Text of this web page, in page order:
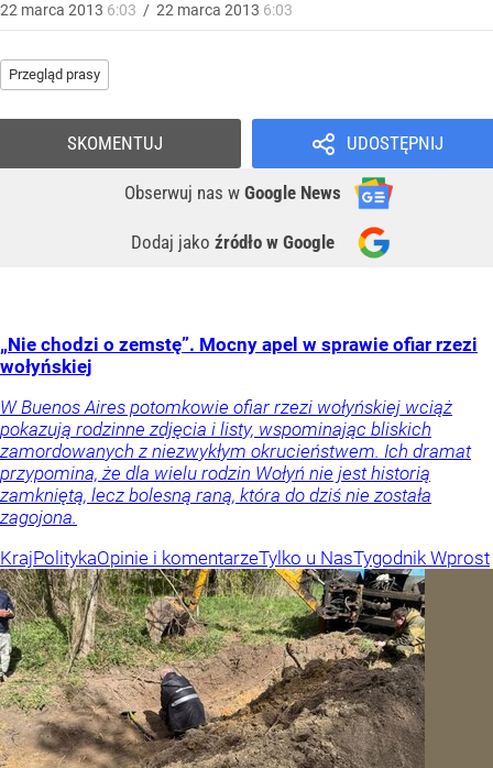
22 marca 2013 6:03 / 22 marca 2013 6:03
Przegląd prasy
UDOSTĘPNIJ
Obserwuj nas w Google News
Dodaj jako źródło w Google
SKOMENTUJ
„Nie chodzi o zemstę”. Mocny apel w sprawie ofiar rzezi
wołyńskiej
W Buenos Aires potomkowie ofiar rzezi wołyńskiej wciąż
pokazują rodzinne zdjęcia i listy, wspominając bliskich
zamordowanych z niezwykłym okrucieństwem. Ich dramat
przypomina, że dla wielu rodzin Wołyń nie jest historią
zamkniętą, lecz bolesną raną, która do dziś nie została
zagojona.
KrajPolitykaOpinie i komentarzeTylko u NasTygodnik Wprost